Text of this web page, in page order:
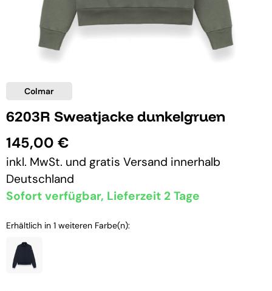
Colmar
6203R Sweatjacke dunkelgruen
145,00 €
inkl. MwSt. und gratis Versand innerhalb
Deutschland
Sofort verfügbar, Lieferzeit 2 Tage
Erhältlich in 1 weiteren Farbe(n):